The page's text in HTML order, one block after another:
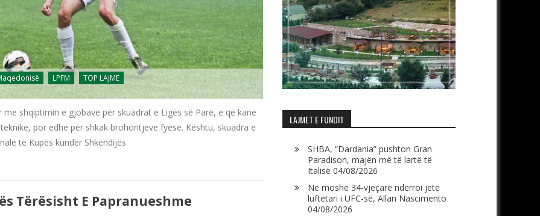
LPFM TOP LAJME
shqiptimin e gjobave për skuadrat e Ligës së Parë, e që kanë
por edhe për shkak brohoritjeve fyese. Kështu, skuadra e
të Kupës kundër Shkëndijës
Tërësisht E Papranueshme
LAJMET E FUNDIT
SHBA, “Dardania” pushton Gran
Paradison, majën më të lartë të
Italisë 04/08/2026
Në moshë 34-vjeçare ndërroi jetë
luftëtari i UFC-së, Allan Nascimento
04/08/2026